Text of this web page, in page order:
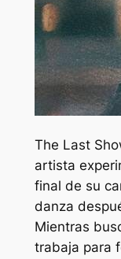
The Last
artista
final de su
danza
Mientras
trabaja para